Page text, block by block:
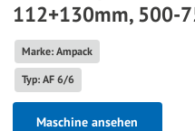
112+130mm, 500-
Marke: Ampack
Typ: AF 6/6
Maschine ansehen